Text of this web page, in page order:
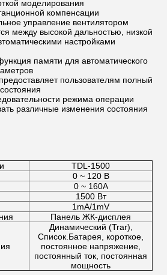
моделирования
компенсации
управление вентилятором
между высокой дальностью, низкой
настройками
памяти для автоматического
пользователям полный
режима операции
различные изменения состояния
TDL-1500
0 ~ 120 В
0 ~ 160A
1500 Вт
1mA/1mV
Панель ЖК-дисплея
Динамический (Trar),
Список.Батарея, короткое,
постоянное напряжение,
постоянный ток, постоянная
мощность